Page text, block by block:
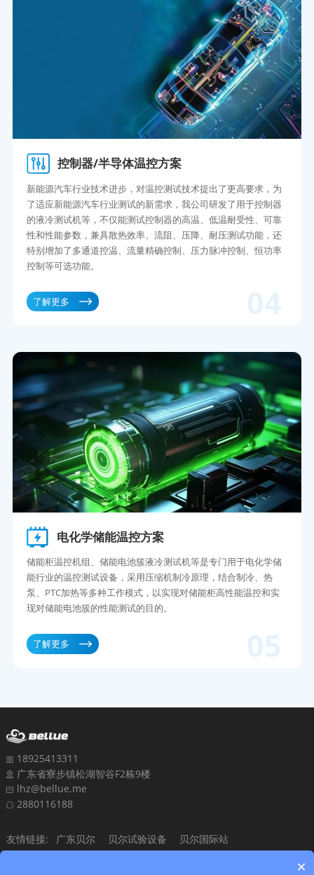
控制器/半导体温控方案
新能源汽车行业技术进步，对温控测试技术提出了更高要求，为
了适应新能源汽车行业测试的新需求，我公司研发了用于控制器
的液冷测试机等，不仅能测试控制器的高温、低温耐受性、可靠
性和性能参数，兼具散热效率、流阻、压降、耐压测试功能，还
特别增加了多通道控温、流量精确控制、压力脉冲控制、恒功率
控制等可选功能。
了解更多 04
电化学储能温控方案
储能柜温控机组、储能电池簇液冷测试机等是专门用于电化学储
能行业的温控测试设备，采用压缩机制冷原理，结合制冷、热
泵、PTC加热等多种工作模式，以实现对储能柜高性能温控和实
现对储能电池簇的性能测试的目的。
了解更多 05
18925413311
广东省寮步镇松湖智谷F2栋9楼
lhz@bellue.me
2880116188
友情链接: 广东贝尔 贝尔试验设备 贝尔国际站
×